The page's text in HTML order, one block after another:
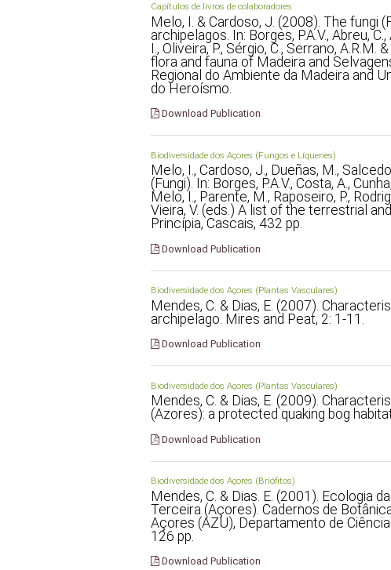
Capítulos de livros de colaboradores
Melo, I. & Cardoso, J. (2008). The fungi
archipelagos. In: Borges, P.A.V., Abreu,
I., Oliveira, P., Sérgio, C., Serrano,
flora and fauna of Madeira and
Regional do Ambiente da Madeira and
do Heroísmo.
Download Publication
Biodiversidade dos Açores (Fungos e Líquenes)
Melo, I., Cardoso, J., Dueñas, M.,
(Fungi). In: Borges, P.A.V., Costa, A.,
Melo, I., Parente, M., Raposeiro, P.,
Vieira, V. (eds.) A list of the terrestrial
Princípia, Cascais, 432 pp.
Download Publication
Biodiversidade dos Açores (Plantas Vasculares)
Mendes, C. & Dias, E. (2007).
archipelago. Mires and Peat, 2: 1-11.
Download Publication
Biodiversidade dos Açores (Plantas Vasculares)
Mendes, C. & Dias, E. (2009).
(Azores): a protected quaking bog
Download Publication
Biodiversidade dos Açores (Briófitos)
Mendes, C. & Dias. E. (2001). Ecologia
Terceira (Açores). Cadernos de
Açores (AZU), Departamento de
126 pp.
Download Publication